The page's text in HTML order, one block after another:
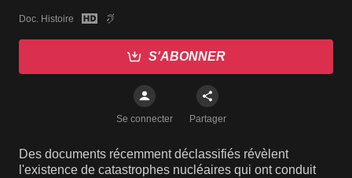
Doc. Histoire
S'ABONNER
Se connecter Partager
Des documents récemment déclassifiés révèlent
l'existence de catastrophes nucléaires qui ont conduit